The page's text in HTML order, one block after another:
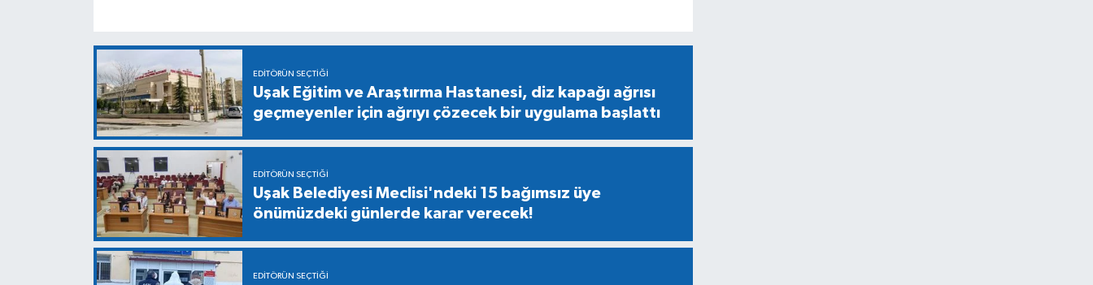
EDITÖRÜN SEÇTIĞI
Uşak Eğitim ve Araştırma Hastanesi, diz kapağı ağrısı
geçmeyenler için ağrıyı çözecek bir uygulama başlattı
EDITÖRÜN SEÇTIĞI
Uşak Belediyesi Meclisi'ndeki 15 bağımsız üye
önümüzdeki günlerde karar verecek!
EDITÖRÜN SEÇTIĞI